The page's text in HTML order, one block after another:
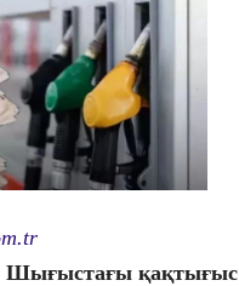
Шығыстағы қақтығыс